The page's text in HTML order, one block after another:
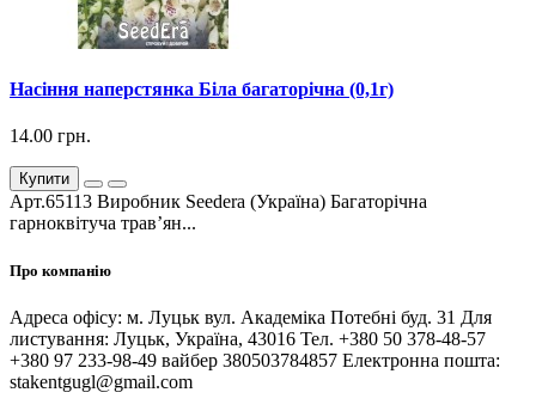
Насіння наперстянка Біла багаторічна (0,1г)
14.00 грн.
Купити
Арт.65113 Виробник Seedera (Україна) Багаторічна
гарноквітуча трав’ян...
Про компанію
Адреса офісу: м. Луцьк вул. Академіка Потебні буд. 31 Для
листування: Луцьк, Україна, 43016 Тел. +380 50 378-48-57
+380 97 233-98-49 вайбер 380503784857 Електронна пошта:
stakentgugl@gmail.com